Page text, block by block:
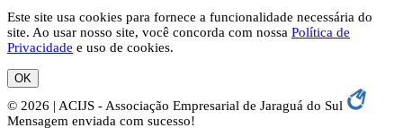
Este site usa cookies para fornece a funcionalidade necessária do
site. Ao usar nosso site, você concorda com nossa Política de
Privacidade e uso de cookies.
OK
© 2026 | ACIJS - Associação Empresarial de Jaraguá do Sul
Mensagem enviada com sucesso!